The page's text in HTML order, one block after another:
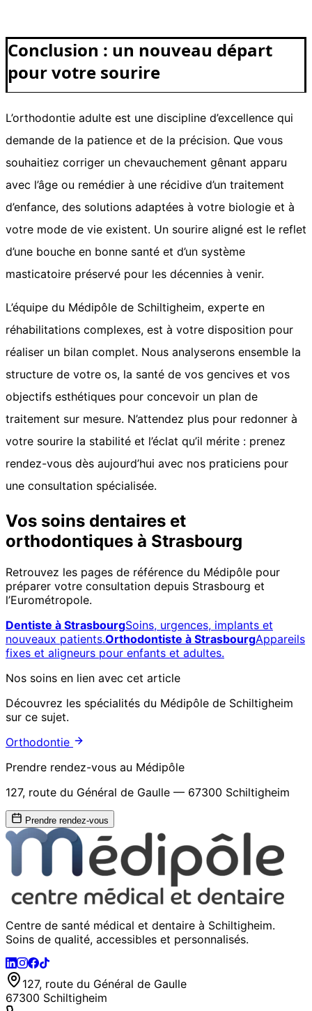
Conclusion : un nouveau départ
pour votre sourire
L’orthodontie adulte est une discipline d’excellence qui
demande de la patience et de la précision. Que vous
souhaitiez corriger un chevauchement gênant apparu
avec l’âge ou remédier à une récidive d’un traitement
d’enfance, des solutions adaptées à votre biologie et à
votre mode de vie existent. Un sourire aligné est le reflet
d’une bouche en bonne santé et d’un système
masticatoire préservé pour les décennies à venir.
L’équipe du Médipôle de Schiltigheim, experte en
réhabilitations complexes, est à votre disposition pour
réaliser un bilan complet. Nous analyserons ensemble la
structure de votre os, la santé de vos gencives et vos
objectifs esthétiques pour concevoir un plan de
traitement sur mesure. N’attendez plus pour redonner à
votre sourire la stabilité et l’éclat qu’il mérite : prenez
rendez-vous dès aujourd’hui avec nos praticiens pour
une consultation spécialisée.
Vos soins dentaires et
orthodontiques à Strasbourg
Retrouvez les pages de référence du Médipôle pour
préparer votre consultation depuis Strasbourg et
l’Eurométropole.
Dentiste à StrasbourgSoins, urgences, implants et
nouveaux patients.Orthodontiste à StrasbourgAppareils
fixes et aligneurs pour enfants et adultes.
Nos soins en lien avec cet article
Découvrez les spécialités du Médipôle de Schiltigheim
sur ce sujet.
Orthodontie
Prendre rendez-vous au Médipôle
127, route du Général de Gaulle — 67300 Schiltigheim
Prendre rendez-vous
Centre de santé médical et dentaire à Schiltigheim.
Soins de qualité, accessibles et personnalisés.
127, route du Général de Gaulle
67300 Schiltigheim